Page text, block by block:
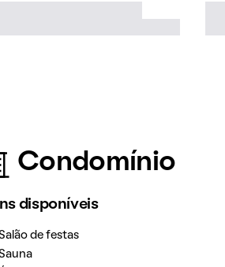
Condomínio
disponíveis
de festas